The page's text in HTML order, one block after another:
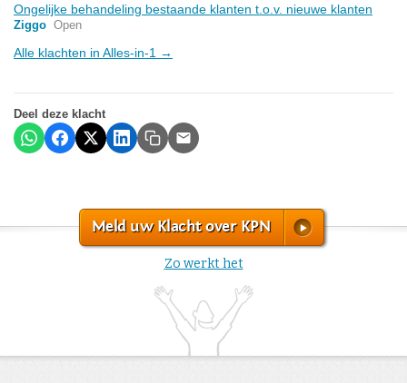
Ongelijke behandeling bestaande klanten t.o.v. nieuwe klanten
Ziggo Open
Alle klachten in Alles-in-1 →
Deel deze klacht
Meld uw Klacht over KPN
Zo werkt het